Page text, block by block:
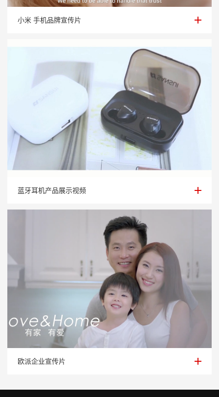
小米 手机品牌宣传片
小米 手机品牌宣传片
蓝牙耳机产品展示视频
蓝牙耳机产品展示视频
欧派企业宣传片
欧派企业宣传片